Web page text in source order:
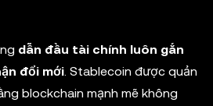
dẫn đầu tài chính luôn gắn
đổi mới. Stablecoin được quản
blockchain mạnh mẽ không